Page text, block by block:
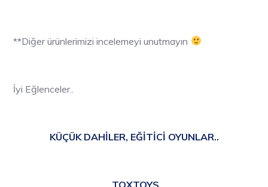
**Diğer ürünlerimizi incelemeyi unutmayın
İyi Eğlenceler..
KÜÇÜK DAHİLER, EĞİTİCİ OYUNLAR..
TOXTOYS